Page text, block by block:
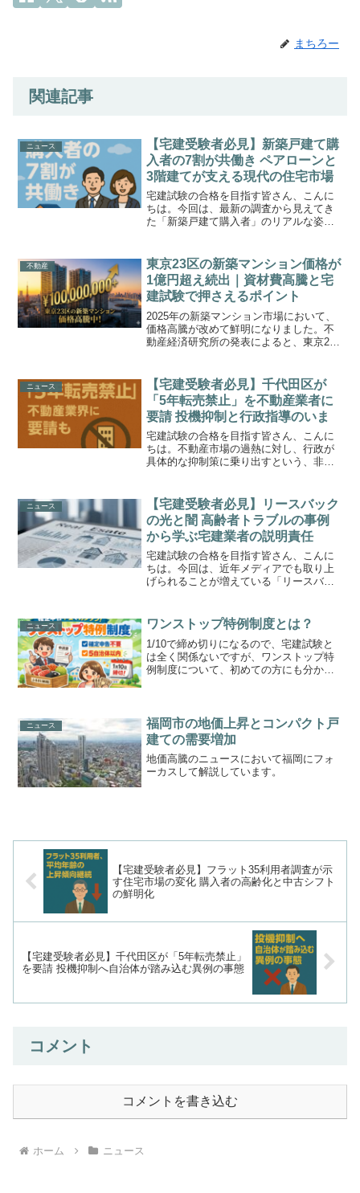
まちろー
関連記事
ニュース
【宅建受験者必見】新築戸建て購
入者の7割が共働き ペアローンと
3階建てが支える現代の住宅市場
宅建試験の合格を目指す皆さん、こんに
ちは。今回は、最新の調査から見えてき
た「新築戸建て購入者」のリアルな姿に
購入した世帯の7割以上が「共働き世帯」
であることが明らか...
不動産
東京23区の新築マンション価格が
1億円超え続出｜資材費高騰と宅
建試験で押さえるポイント
2025年の新築マンション市場において、
価格高騰が改めて鮮明になりました。不
動産経済研究所の発表によると、東京23
しています。本記事では、ニュースの内
容整理なぜここ...
ニュース
【宅建受験者必見】千代田区が
「5年転売禁止」を不動産業者に
要請 投機抑制と行政指導のいま
宅建試験の合格を目指す皆さん、こんに
ちは。不動産市場の過熱に対し、行政が
具体的な抑制策に乗り出すという、非常
し、マンションの短期転売などを抑制す
るよう、初めて正式に「要...
ニュース
【宅建受験者必見】リースバック
の光と闇 高齢者トラブルの事例
から学ぶ宅建業者の説明責任
宅建試験の合格を目指す皆さん、こんに
ちは。今回は、近年メディアでも取り上
げられることが増えている「リースバッ
知っておくべき点を解説します。「自宅
を売却して現金化し、その...
ニュース ワンストップ特例制度とは？
1/10で締め切りになるので、宅建試験と
は全く関係ないですが、ワンストップ特
例制度について、初めての方にも分かる
した人が、確定申告を...
ニュース
福岡市の地価上昇とコンパクト戸
建ての需要増加
地価高騰のニュースにおいて福岡にフォ
ーカスして解説しています。
【宅建受験者必見】フラット35利用者調査が示
す住宅市場の変化 購入者の高齢化と中古シフト
の鮮明化
【宅建受験者必見】千代田区が「5年転売禁止」
を要請 投機抑制へ自治体が踏み込む異例の事態
コメント
コメントを書き込む
ホーム ニュース